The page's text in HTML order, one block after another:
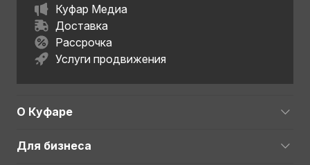
Куфар Медиа
Доставка
Рассрочка
Услуги продвижения
О Куфаре
Для бизнеса